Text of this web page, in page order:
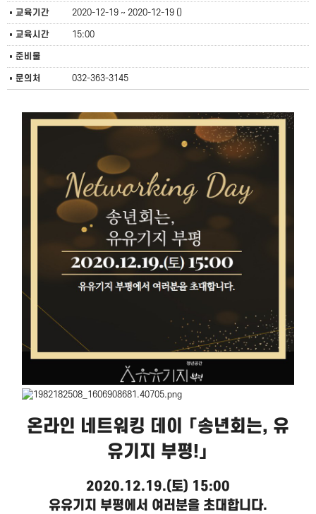
교육기간 2020-12-19 ~ 2020-12-19 ()
교육시간 15:00
준비물
문의처 032-363-3145
온라인 네트워킹 데이 「송년회는, 유
유기지 부평!」
2020.12.19.(토) 15:00
유유기지 부평에서 여러분을 초대합니다.